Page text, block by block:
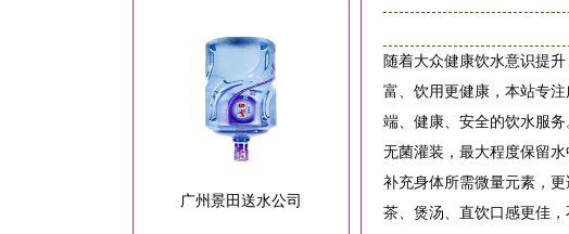
广州景田送水公司
随着大众健康饮水意识提
富、饮用更健康，本站专
端、健康、安全的饮水服
无菌灌装，最大程度保留
补充身体所需微量元素，
茶、煲汤、直饮口感更佳